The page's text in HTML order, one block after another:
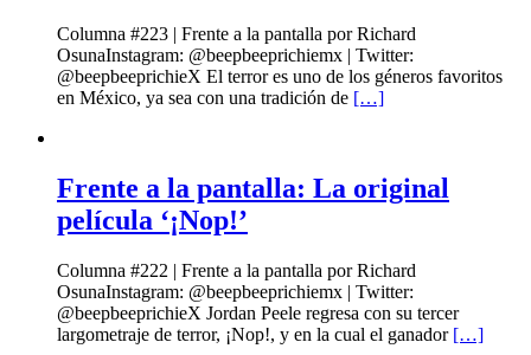
Columna #223 | Frente a la pantalla por Richard
OsunaInstagram: @beepbeeprichiemx | Twitter:
@beepbeeprichieX El terror es uno de los géneros favoritos
en México, ya sea con una tradición de […]
Frente a la pantalla: La original
película ‘¡Nop!’
Columna #222 | Frente a la pantalla por Richard
OsunaInstagram: @beepbeeprichiemx | Twitter:
@beepbeeprichieX Jordan Peele regresa con su tercer
largometraje de terror, ¡Nop!, y en la cual el ganador […]